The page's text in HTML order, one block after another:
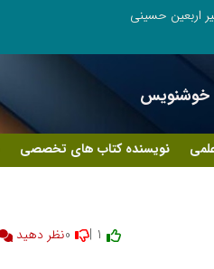
اربعین حسینی
خوشنویس
نویسنده کتاب های تخصصی
نظر دهید